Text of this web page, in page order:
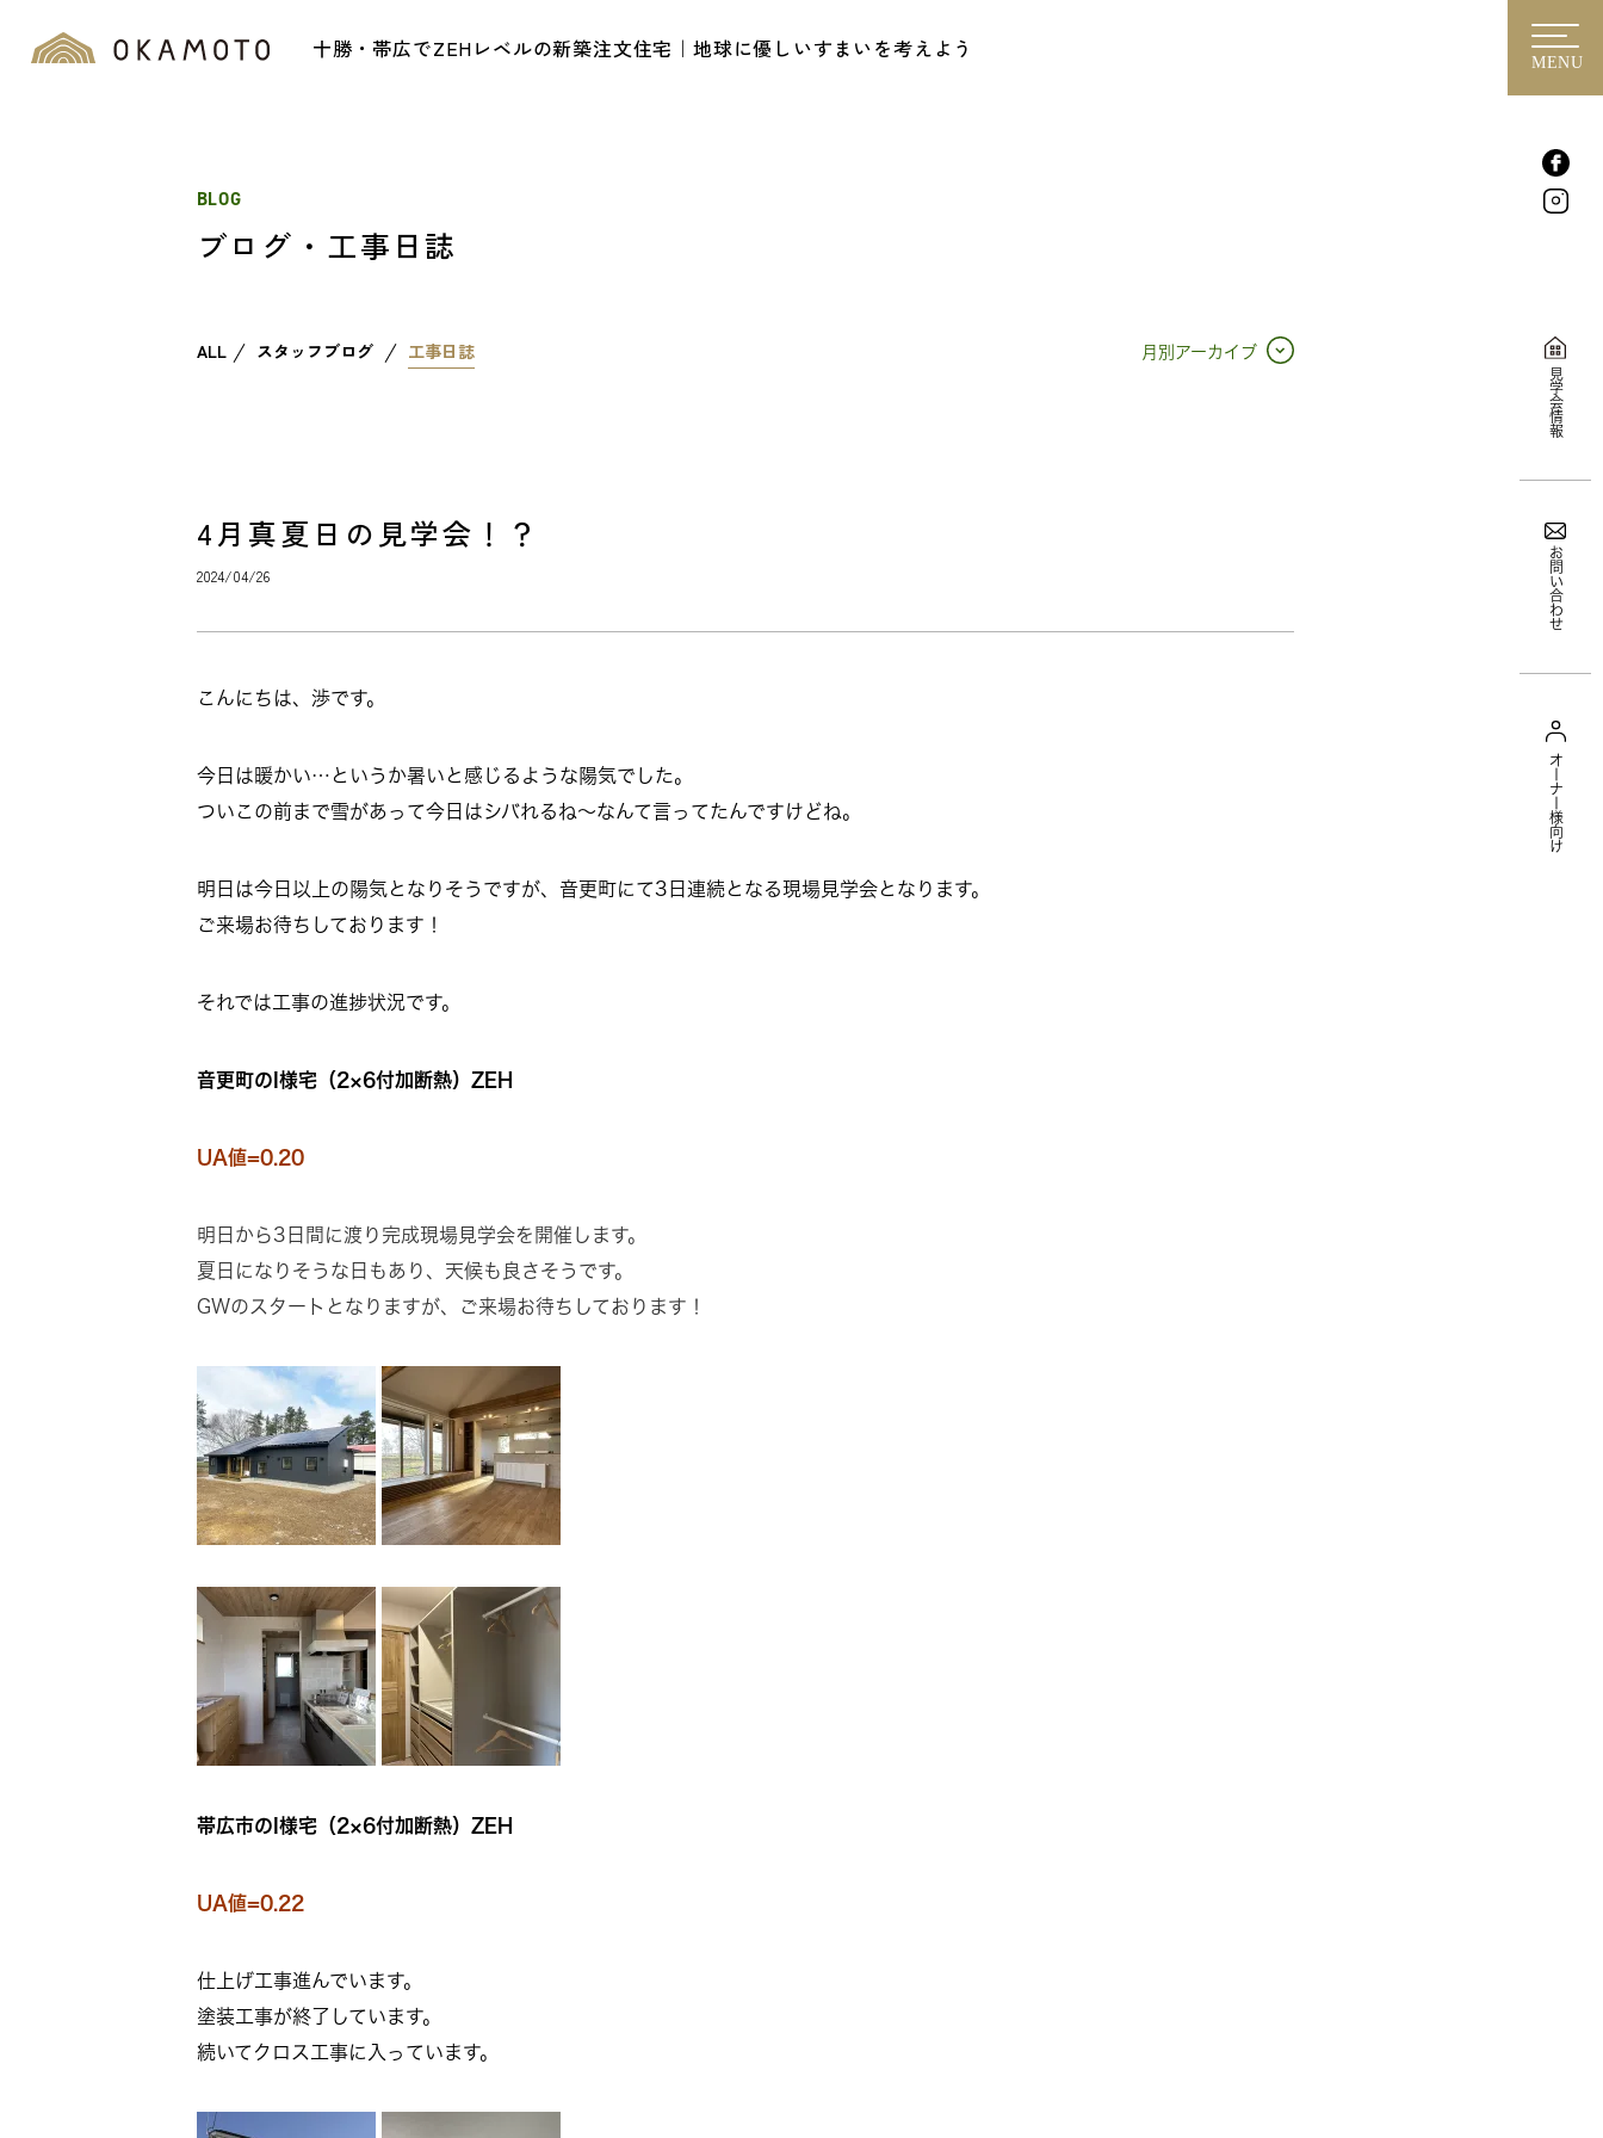
十勝・帯広でZEHレベルの新築注文住宅｜地球に優しいすまいを考えよう
MENU
見学会情報
お問い合わせ
オーナー様向け
BLOG
ブログ・工事日誌
ALL スタッフブログ 工事日誌 月別アーカイブ
4月真夏日の見学会！？
2024/04/26
こんにちは、渉です。
今日は暖かい…というか暑いと感じるような陽気でした。
ついこの前まで雪があって今日はシバれるね〜なんて言ってたんですけどね。
明日は今日以上の陽気となりそうですが、音更町にて3日連続となる現場見学会となります。
ご来場お待ちしております！
それでは工事の進捗状況です。
音更町のI様宅（2×6付加断熱）ZEH
UA値=0.20
明日から3日間に渡り完成現場見学会を開催します。
夏日になりそうな日もあり、天候も良さそうです。
GWのスタートとなりますが、ご来場お待ちしております！
帯広市のI様宅（2×6付加断熱）ZEH
UA値=0.22
仕上げ工事進んでいます。
塗装工事が終了しています。
続いてクロス工事に入っています。